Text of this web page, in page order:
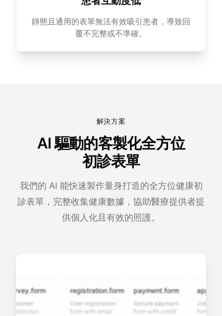
靜態且通用的表單無法有效吸引患者，導致回
覆不完整或不準確。
解決方案
AI 驅動的客製化全方位
初診表單
我們的 AI 能快速製作量身打造的全方位健康初
診表單，完整收集健康數據，協助醫療提供者提
供個人化且有效的照護。
registration.form
User registration
form with email
payment.form
Secure payment
form with credit
Job
form with